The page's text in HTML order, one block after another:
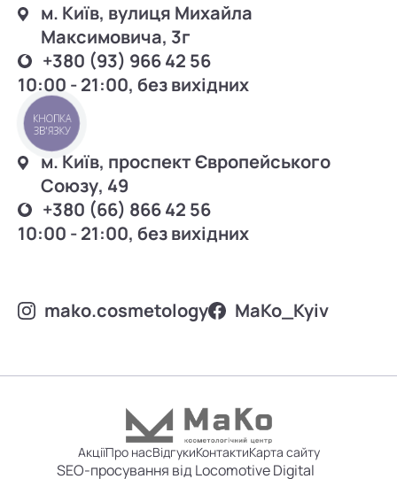
м. Київ, вулиця Михайла
Максимовича, 3г
+380 (93) 966 42 56
10:00 - 21:00, без вихідних
м. Київ, проспект Європейського
Союзу, 49
+380 (66) 866 42 56
10:00 - 21:00, без вихідних
mako.cosmetology MаKo_Kyiv
АкціїПро насВідгукиКонтактиКарта сайту
SEO-просування від Locomotive Digital
КНОПКА
ЗВ'ЯЗКУ